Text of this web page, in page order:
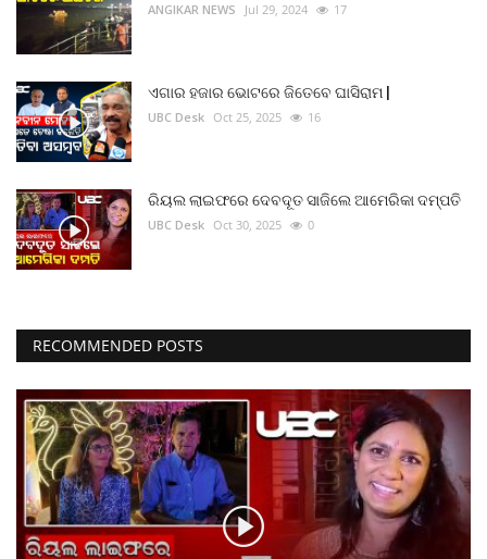
ANGIKAR NEWS Jul 29, 2024 17
ଏଗାର ହଜାର ଭୋଟରେ ଜିତେବେ ଘାସିରାମ |
UBC Desk Oct 25, 2025 16
ରିୟଲ ଲାଇଫରେ ଦେବଦୂତ ସାଜିଲେ ଆମେରିକା ଦମ୍ପତି
UBC Desk Oct 30, 2025 0
RECOMMENDED POSTS